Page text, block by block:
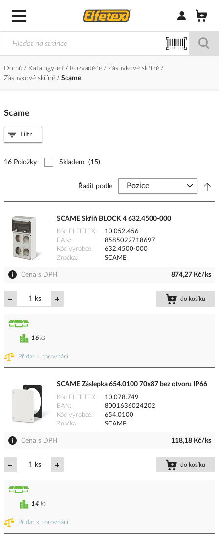
Přihlásit/
Domů Katalogy-elf Rozvaděče
Zásuvkové skříně
Zásuvkové skříně
Scame
Scame
16 Položky Skladem (15)
Řadit podle
SCAME Skříň BLOCK 4 632.4500-000
Kód ELFETEX
10.052.456
EAN
8585022718697
Kód výrobce
632.4500-000
Značka
SCAME
Cena s DPH 874,27 Kč/ks
ks do košíku
Přidat k porovnání
16 ks
SCAME Záslepka 654.0100 70x87 bez otvoru IP66
Kód ELFETEX
10.078.749
EAN
8001636024202
Kód výrobce
654.0100
Značka
SCAME
Cena s DPH 118,18 Kč/ks
ks do košíku
Přidat k porovnání
14 ks
Filtr